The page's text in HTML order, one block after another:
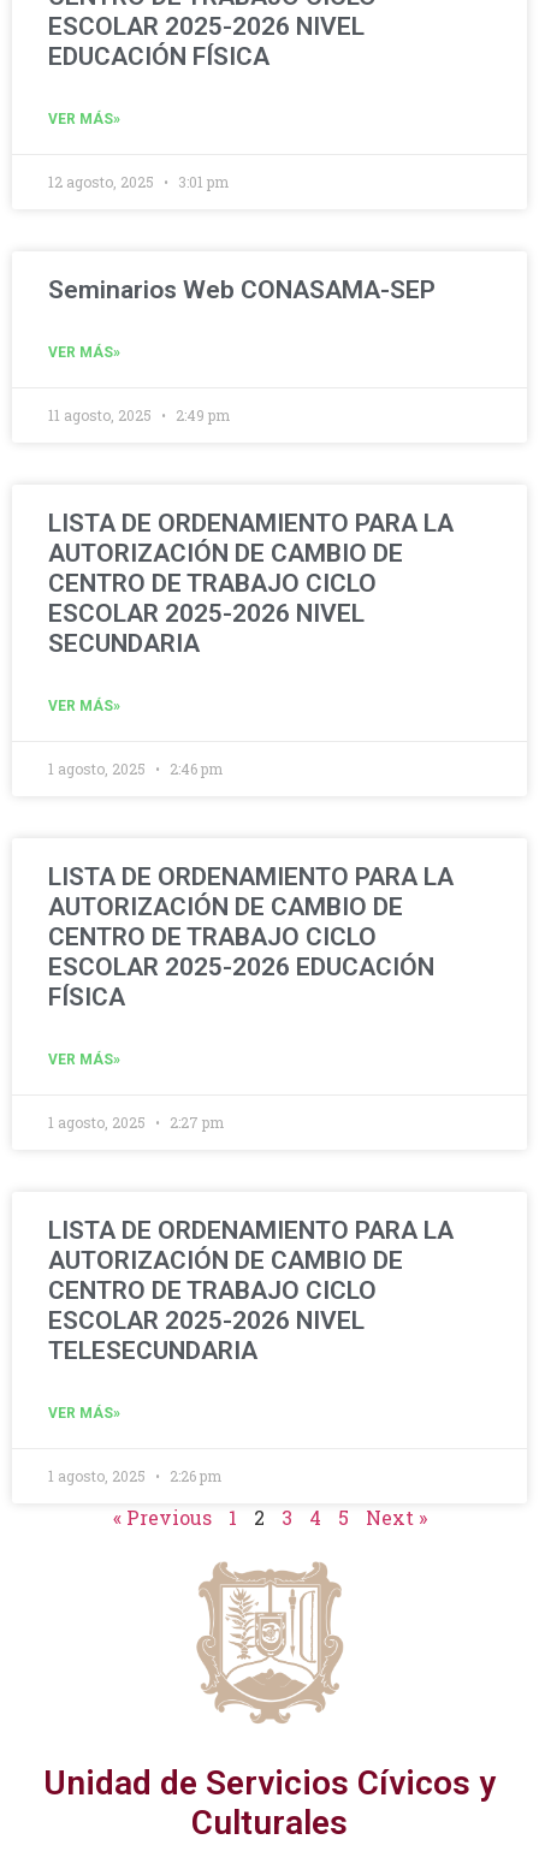
ESCOLAR 2025-2026 NIVEL
EDUCACIÓN FÍSICA
VER MÁS»
12 agosto, 2025 3:01 pm
Seminarios Web CONASAMA-SEP
VER MÁS»
11 agosto, 2025 2:49 pm
LISTA DE ORDENAMIENTO PARA LA
AUTORIZACIÓN DE CAMBIO DE
CENTRO DE TRABAJO CICLO
ESCOLAR 2025-2026 NIVEL
SECUNDARIA
VER MÁS»
1 agosto, 2025 2:46 pm
LISTA DE ORDENAMIENTO PARA LA
AUTORIZACIÓN DE CAMBIO DE
CENTRO DE TRABAJO CICLO
ESCOLAR 2025-2026 EDUCACIÓN
FÍSICA
VER MÁS»
1 agosto, 2025 2:27 pm
LISTA DE ORDENAMIENTO PARA LA
AUTORIZACIÓN DE CAMBIO DE
CENTRO DE TRABAJO CICLO
ESCOLAR 2025-2026 NIVEL
TELESECUNDARIA
VER MÁS»
1 agosto, 2025 2:26 pm
« Previous 1 2 3 4 5 Next »
Unidad de Servicios Cívicos y
Culturales